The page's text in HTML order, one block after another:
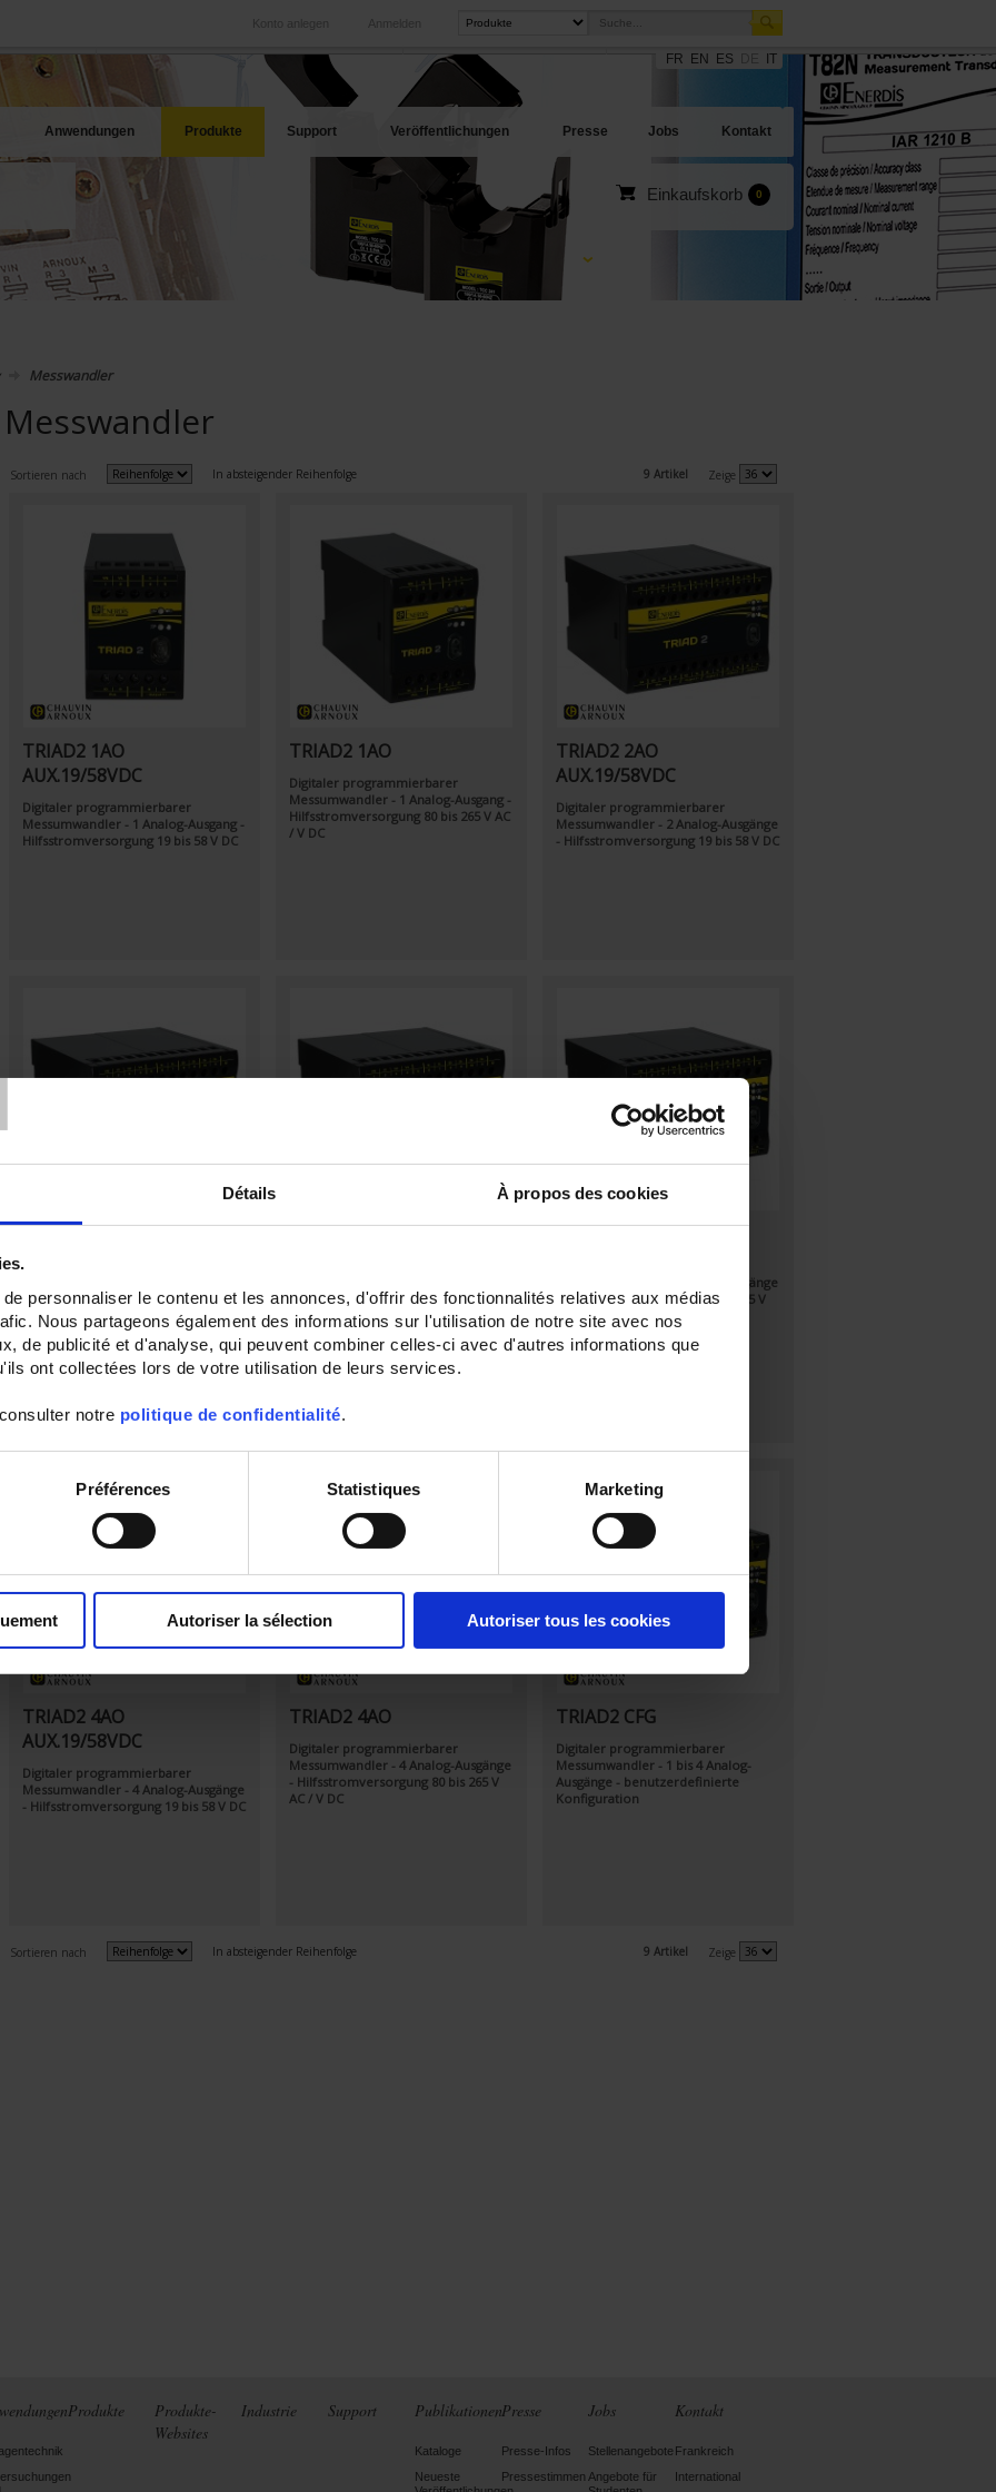
Détails À propos des cookies
personnaliser le contenu et les annonces, d'offrir des fonctionnalités relatives aux médias
Nous partageons également des informations sur l'utilisation de notre site avec nos
de publicité et d'analyse, qui peuvent combiner celles-ci avec d'autres informations que
ont collectées lors de votre utilisation de leurs services.
notre politique de confidentialité.
Préférences Statistiques Marketing
Autoriser la sélection Autoriser tous les cookies
Anmelden
Konto anlegen
Bedarf
International
Unsere Tochtergesellschaften im Ausland
Produkt-Websites
Unsere besten Angebote
FR EN ES IT
Anwendungen Produkte Support Veröffentlichungen Presse Jobs Kontakt
Einkaufskorb 0
Messwandler
Messwandler
Sortieren nach In absteigender Reihenfolge 9 Artikel Zeige
TRIAD2 1AO
AUX.19/58VDC
Digitaler programmierbarer
Messumwandler - 1 Analog-Ausgang -
Hilfsstromversorgung 19 bis 58 V DC
TRIAD2 1AO
Digitaler programmierbarer
Messumwandler - 1 Analog-Ausgang -
Hilfsstromversorgung 80 bis 265 V AC
/ V DC
TRIAD2 2AO
AUX.19/58VDC
Digitaler programmierbarer
Messumwandler - 2 Analog-Ausgänge
- Hilfsstromversorgung 19 bis 58 V DC
TRIAD2 2AO
Digitaler programmierbarer
- Hilfsstromversorgung 80 bis 265 V
AC / V DC
TRIAD2 3AO
Digitaler programmierbarer
Messumwandler - 3 Analog-Ausgänge
- Hilfsstromversorgung 19 bis 58 V DC
TRIAD2 3AO
Messumwandler - 3 Analog-Ausgänge
- Hilfsstromversorgung 80 bis 265 V
AC / V DC
TRIAD2 4AO
AUX.19/58VDC
Digitaler programmierbarer
Messumwandler - 4 Analog-Ausgänge
- Hilfsstromversorgung 19 bis 58 V DC
TRIAD2 4AO
Digitaler programmierbarer
Messumwandler - 4 Analog-Ausgänge
- Hilfsstromversorgung 80 bis 265 V
AC / V DC
TRIAD2 CFG
Digitaler programmierbarer
Messumwandler - 1 bis 4 Analog-
Ausgänge - benutzerdefinierte
Konfiguration
Sortieren nach In absteigender Reihenfolge 9 Artikel Zeige
Produkte
Produkte-
Websites
Industrie Support Publikationen
Kataloge
Neueste
Presse
Presse-Infos
Pressestimmen
Jobs
Stellenangebote
Angebote für
Kontakt
Frankreich
International